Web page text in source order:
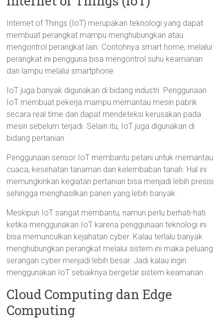
Internet of Things (IoT) merupakan teknologi yang dapat
membuat perangkat mampu menghubungkan atau
mengontrol perangkat lain. Contohnya smart home, melalui
perangkat ini pengguna bisa mengontrol suhu keamanan
dan lampu melalui smartphone.
IoT juga banyak digunakan di bidang industri. Penggunaan
IoT membuat pekerja mampu memantau mesin pabrik
secara real time dan dapat mendeteksi kerusakan pada
mesin sebelum terjadi. Selain itu, IoT juga digunakan di
bidang pertanian.
Penggunaan sensor IoT membantu petani untuk memantau
cuaca, kesehatan tanaman dan kelembaban tanah. Hal ini
memungkinkan kegiatan pertanian bisa menjadi lebih presisi
sehingga menghasilkan panen yang lebih banyak.
Meskipun IoT sangat membantu, namun perlu berhati-hati
ketika menggunakan IoT karena penggunaan teknologi ini
bisa memunculkan kejahatan cyber. Kalau terlalu banyak
menghubungkan perangkat melalui sistem ini maka peluang
serangan cyber menjadi lebih besar. Jadi kalau ingin
menggunakan IoT sebaiknya bergetar sistem keamanan.
Cloud Computing dan Edge
Computing